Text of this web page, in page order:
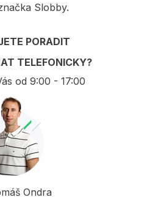
Slobby.
PORADIT
TELEFONICKY?
od 9:00 - 17:00
Ondra